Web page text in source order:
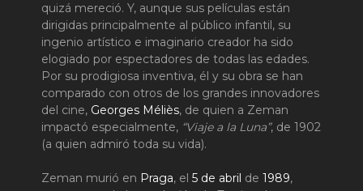
quizá mereció. Y, aunque sus películas están
dirigidas principalmente al público infantil, su
ingenio artístico e imaginario creador ha sido
elogiado por espectadores de todas las edades.
Por su prodigiosa inventiva, él y su obra se han
comparado con otros de los grandes innovadores
del cine, Georges Méliès, de quien a Zeman
impactó especialmente, “Viaje a la Luna”, de 1902
(a quien admiró toda su vida).
Zeman murió en Praga, el 5 de abril de 1989,